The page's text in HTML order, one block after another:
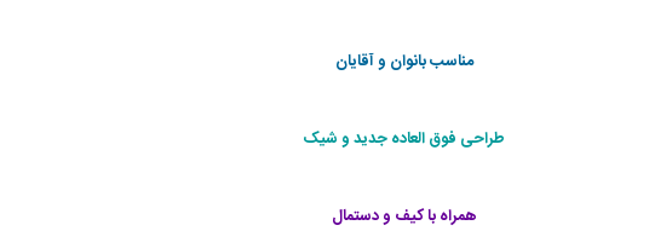
مناسب بانوان و آقایان
طراحی فوق العاده جديد و شيک
همراه با كيف و دستمال